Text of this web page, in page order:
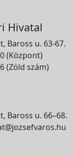
Hivatal
Baross u. 63-67.
(Központ)
(Zöld szám)
Baross u. 66–68.